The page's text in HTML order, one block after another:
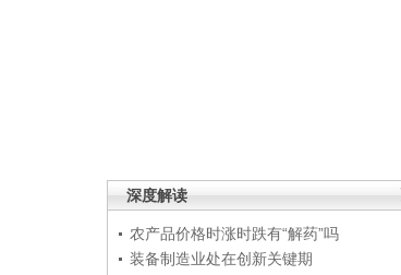
深度解读
农产品价格时涨时跌有“解药”吗
装备制造业处在创新关键期